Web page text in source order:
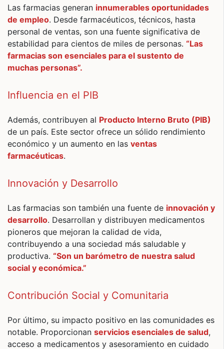
Las farmacias generan innumerables oportunidades
de empleo. Desde farmacéuticos, técnicos, hasta
personal de ventas, son una fuente significativa de
estabilidad para cientos de miles de personas. “Las
farmacias son esenciales para el sustento de
muchas personas”.
Influencia en el PIB
Además, contribuyen al Producto Interno Bruto (PIB)
de un país. Este sector ofrece un sólido rendimiento
económico y un aumento en las ventas
farmacéuticas.
Innovación y Desarrollo
Las farmacias son también una fuente de innovación y
desarrollo. Desarrollan y distribuyen medicamentos
pioneros que mejoran la calidad de vida,
contribuyendo a una sociedad más saludable y
productiva. “Son un barómetro de nuestra salud
social y económica.”
Contribución Social y Comunitaria
Por último, su impacto positivo en las comunidades es
notable. Proporcionan servicios esenciales de salud,
acceso a medicamentos y asesoramiento en cuidado